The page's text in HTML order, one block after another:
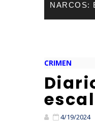
NARCOS:
CRIMEN
4/19/2024